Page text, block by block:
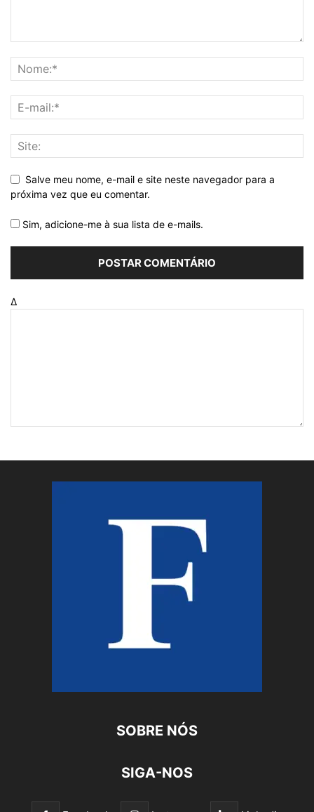
Salve meu nome, e-mail e site neste navegador para a
próxima vez que eu comentar.
Sim, adicione-me à sua lista de e-mails.
Δ
SOBRE NÓS
SIGA-NOS